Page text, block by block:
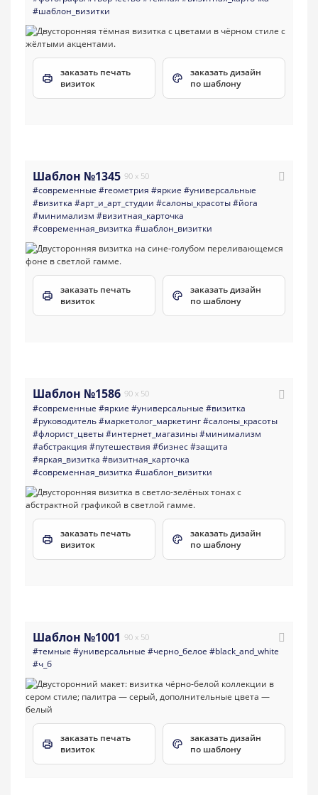
#шаблон_визитки
заказать печать
визиток
заказать дизайн
по шаблону
Шаблон №1345 90 x 50
#современные #геометрия #яркие #универсальные
#визитка #арт_и_арт_студии #салоны_красоты#йога
#минимализм #визитная_карточка
#современная_визитка #шаблон_визитки
заказать печать
визиток
заказать дизайн
по шаблону
Шаблон №1586 90 x 50
#современные #яркие #универсальные #визитка
#руководитель#маркетолог_маркетинг#салоны_красоты
#флорист_цветы#интернет_магазины#минимализм
#абстракция #путешествия #бизнес#защита
#яркая_визитка #визитная_карточка
#современная_визитка #шаблон_визитки
заказать печать
визиток
заказать дизайн
по шаблону
Шаблон №1001 90 x 50
#темные #универсальные #черно_белое #black_and_white
#ч_б
заказать печать
визиток
заказать дизайн
по шаблону